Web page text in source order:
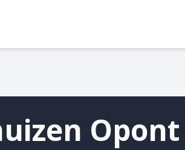
Opont